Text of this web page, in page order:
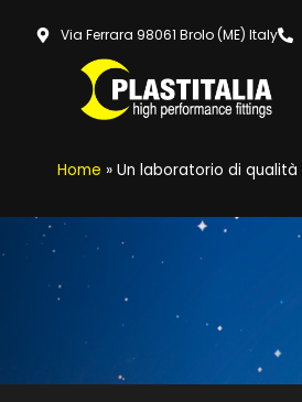
Via Ferrara 98061 Brolo (ME) Italy
Home » Un laboratorio di qualità